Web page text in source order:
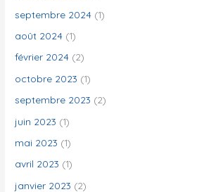
septembre 2024 (1)
août 2024 (1)
février 2024 (2)
octobre 2023 (1)
septembre 2023 (2)
juin 2023 (1)
mai 2023 (1)
avril 2023 (1)
janvier 2023 (2)